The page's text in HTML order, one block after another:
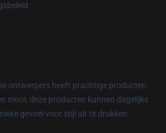
ontwerpers heeft prachtige producten
mooi, deze producten kunnen dagelijks
gevoel voor stijl uit te drukken.